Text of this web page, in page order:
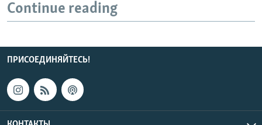
Continue reading
ПРИСОЕДИНЯЙТЕСЬ!